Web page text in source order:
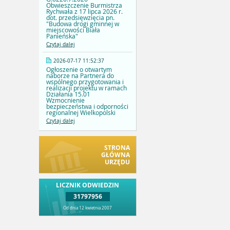
Obwieszczenie Burmistrza
Rychwała z 17 lipca 2026 r.
dot. przedsięwzięcia pn.
"Budowa drogi gminnej w
miejscowości Biała
Panieńska"
Czytaj dalej
2026-07-17 11:52:37
Ogłoszenie o otwartym
naborze na Partnera do
wspólnego przygotowania i
realizacji projektu w ramach
Działania 15.01
Wzmocnienie
bezpieczeństwa i odporności
regionalnej Wielkopolski
Czytaj dalej
STRONA
GŁÓWNA
URZĘDU
LICZNIK ODWIEDZIN
31797956
Od dnia 12 kwietnia 2007